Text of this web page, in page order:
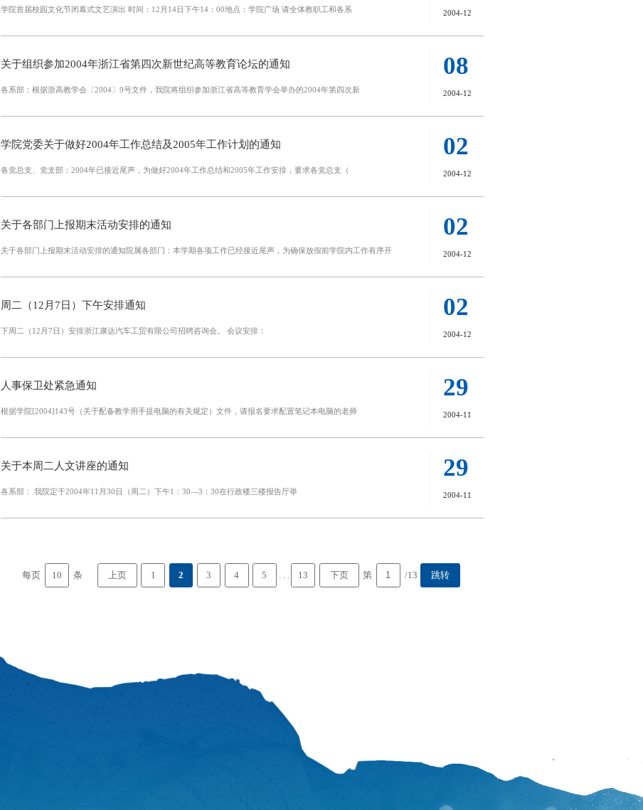
学院首届校园文化节闭幕式文艺演出 时间：12月14日下午14：00地点：学院广场 请全体教职工和各系 2004-12
关于组织参加2004年浙江省第四次新世纪高等教育论坛的通知
各系部：根据浙高教学会〔2004〕9号文件，我院将组织参加浙江省高等教育学会举办的2004年第四次新
08
2004-12
学院党委关于做好2004年工作总结及2005年工作计划的通知
各党总支、党支部：2004年已接近尾声，为做好2004年工作总结和2005年工作安排，要求各党总支（
02
2004-12
关于各部门上报期末活动安排的通知
关于各部门上报期末活动安排的通知院属各部门：本学期各项工作已经接近尾声，为确保放假前学院内工作有序开
02
2004-12
周二（12月7日）下午安排通知
下周二（12月7日）安排浙江康达汽车工贸有限公司招聘咨询会。 会议安排：
02
2004-12
人事保卫处紧急通知
根据学院[2004]143号（关于配备教学用手提电脑的有关规定）文件，请报名要求配置笔记本电脑的老师
29
2004-11
关于本周二人文讲座的通知
各系部： 我院定于2004年11月30日（周二）下午1：30—3：30在行政楼三楼报告厅举
29
2004-11
每页 10 条 上页 1 2 3 4 5 . . . 13 下页 第 /13 跳转